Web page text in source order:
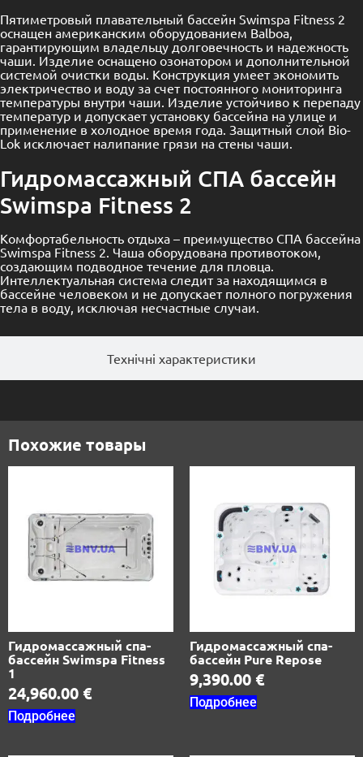
Технічні характеристики
Пятиметровый плавательный бассейн Swimspa Fitness 2
оснащен американским оборудованием Balboa,
гарантирующим владельцу долговечность и надежность
чаши. Изделие оснащено озонатором и дополнительной
системой очистки воды. Конструкция умеет экономить
электричество и воду за счет постоянного мониторинга
температуры внутри чаши. Изделие устойчиво к перепаду
температур и допускает установку бассейна на улице и
применение в холодное время года. Защитный слой Bio-
Lok исключает налипание грязи на стены чаши.
Гидромассажный СПА бассейн
Swimspa Fitness 2
Комфортабельность отдыха – преимущество СПА бассейна
Swimspa Fitness 2. Чаша оборудована противотоком,
создающим подводное течение для пловца.
Интеллектуальная система следит за находящимся в
бассейне человеком и не допускает полного погружения
тела в воду, исключая несчастные случаи.
Похожие товары
Гидромассажный спа-
бассейн Swimspa Fitness
1
24,960.00 €
Подробнее
Гидромассажный спа-
бассейн Pure Repose
9,390.00 €
Подробнее